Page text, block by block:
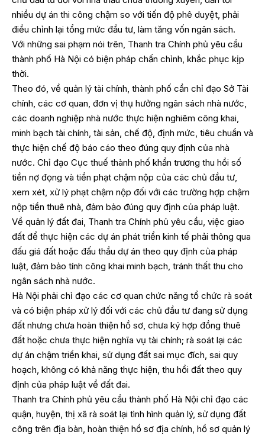
nhiều dự án thi công chậm so với tiến độ phê duyệt, phải
điều chỉnh lại tổng mức đầu tư, làm tăng vốn ngân sách.
Với những sai phạm nói trên, Thanh tra Chính phủ yêu cầu
thành phố Hà Nội có biện pháp chấn chỉnh, khắc phục kịp
thời.
Theo đó, về quản lý tài chính, thành phố cần chỉ đạo Sở Tài
chính, các cơ quan, đơn vị thụ hưởng ngân sách nhà nước,
các doanh nghiệp nhà nước thực hiện nghiêm công khai,
minh bạch tài chính, tài sản, chế độ, định mức, tiêu chuẩn và
thực hiện chế độ báo cáo theo đúng quy định của nhà
nước. Chỉ đạo Cục thuế thành phố khẩn trương thu hồi số
tiền nợ đọng và tiền phạt chậm nộp của các chủ đầu tư,
xem xét, xử lý phạt chậm nộp đối với các trường hợp chậm
nộp tiền thuê nhà, đảm bảo đúng quy định của pháp luật.
Về quản lý đất đai, Thanh tra Chính phủ yêu cầu, việc giao
đất để thực hiện các dự án phát triển kinh tế phải thông qua
đấu giá đất hoặc đấu thầu dự án theo quy định của pháp
luật, đảm bảo tính công khai minh bạch, tránh thất thu cho
ngân sách nhà nước.
Hà Nội phải chỉ đạo các cơ quan chức năng tổ chức rà soát
và có biện pháp xử lý đối với các chủ đầu tư đang sử dụng
đất nhưng chưa hoàn thiện hồ sơ, chưa ký hợp đồng thuê
đất hoặc chưa thực hiện nghĩa vụ tài chính; rà soát lại các
dự án chậm triển khai, sử dụng đất sai mục đích, sai quy
hoạch, không có khả năng thực hiện, thu hồi đất theo quy
định của pháp luật về đất đai.
Thanh tra Chính phủ yêu cầu thành phố Hà Nội chỉ đạo các
quận, huyện, thị xã rà soát lại tình hình quản lý, sử dụng đất
công trên địa bàn, hoàn thiện hồ sơ địa chính, hồ sơ quản lý